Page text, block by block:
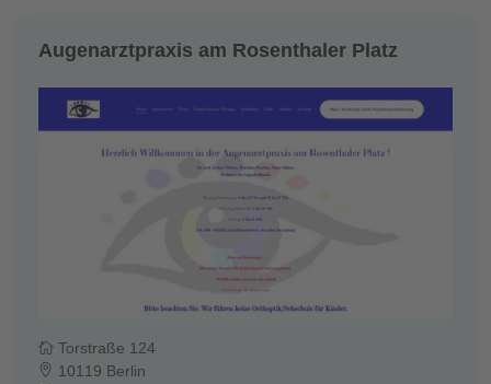
Augenarztpraxis am Rosenthaler Platz
Torstraße 124
10119 Berlin